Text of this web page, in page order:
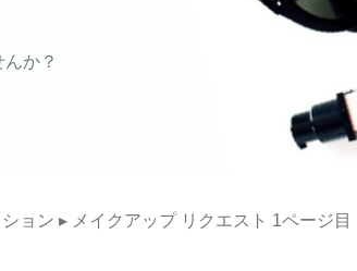
か？
ョン ▸ メイクアップ リクエスト 1ページ目